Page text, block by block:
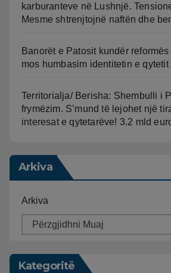
karburanteve në Lushnjë.
Mesme shtrenjtojnë naftën dhe
Banorët e Patosit kundër
mos humbasim identitetin e qytetit
Territorialja/ Berisha: Shembulli i
frymëzim. S’mund të lejohet një
interesat e qytetarëve! 3.2 mld
Arkiva
Arkiva
Kategoritë